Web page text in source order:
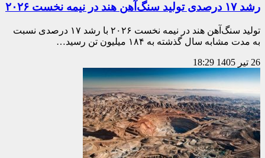
رشد ۱۷ درصدی تولید سنگ‌آهن هند در نیمه نخست ۲۰۲۶
تولید سنگ‌آهن هند در نیمه نخست ۲۰۲۶ با رشد ۱۷ درصدی نسبت
به مدت مشابه سال گذشته به ۱۸۴ میلیون تن رسید…
26 تیر 1405 18:29